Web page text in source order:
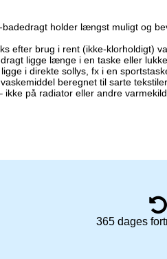
holder længst muligt og
efter brug i rent (ikke-klorholdigt)
ligge længe i en taske eller
i direkte sollys, fx i en
beregnet til sarte tekstiler
ikke på radiator eller andre
365 dages